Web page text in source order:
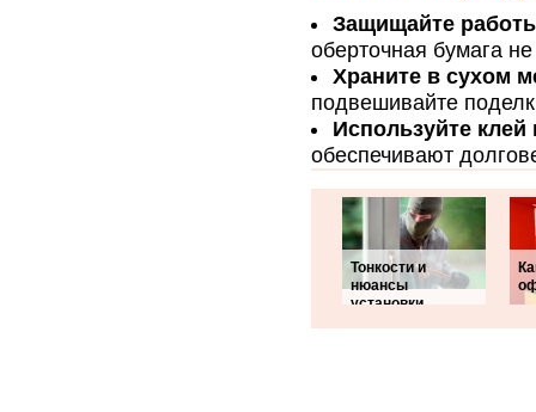
Защищайте
оберточная бумага
Храните в сухом
подвешивайте
Используйте клей
обеспечивают
Тонкости и
нюансы
установки